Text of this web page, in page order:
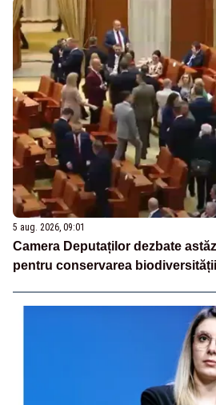
5 aug. 2026, 09:01
Camera Deputaților dezbate
pentru conservarea biodiversității